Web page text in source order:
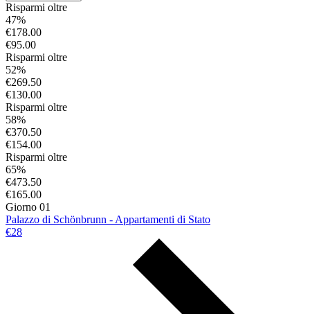
Risparmi oltre
47%
€178.00
€95.00
Risparmi oltre
52%
€269.50
€130.00
Risparmi oltre
58%
€370.50
€154.00
Risparmi oltre
65%
€473.50
€165.00
Giorno 01
Palazzo di Schönbrunn - Appartamenti di Stato
€28